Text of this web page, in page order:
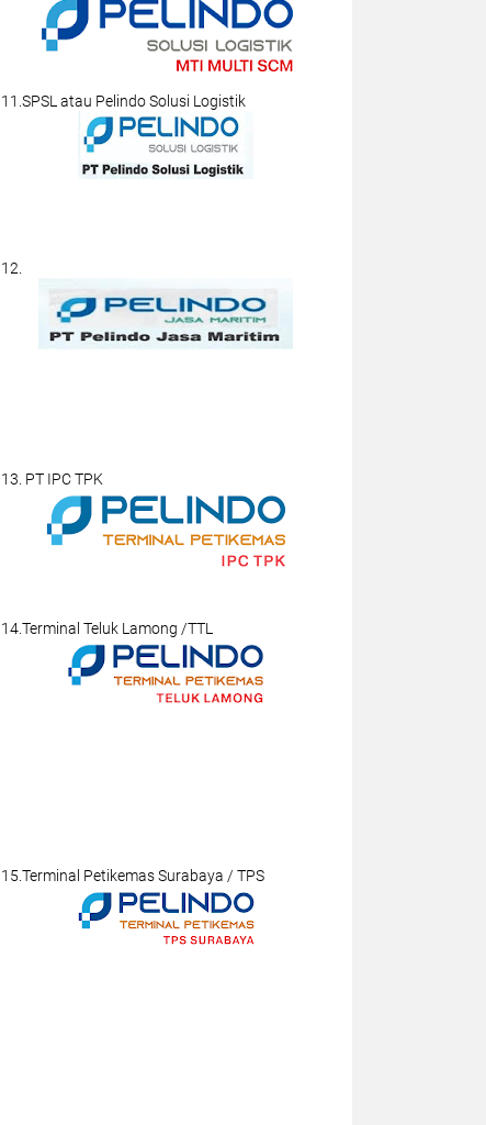
11.SPSL atau Pelindo Solusi Logistik
12.
13. PT IPC TPK
14.Terminal Teluk Lamong /TTL
15.Terminal Petikemas Surabaya / TPS